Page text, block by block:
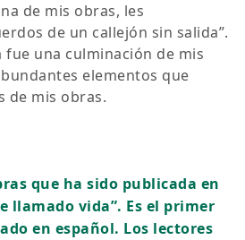
de mis obras, les
de un callejón sin salida”.
fue una culminación de mis
elementos que
de mis obras.
que ha sido publicada en
llamado vida”. Es el primer
en español. Los lectores